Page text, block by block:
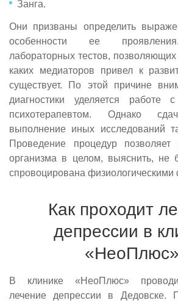
Занга.
Они призваны определить
особенности ее
лабораторных тестов,
каких медиаторов привел к
существует. По этой причине
диагностики уделяется работе
психотерапевтом. Однако
выполнение иных исследований
Проведение процедур позволяет
организма в целом, выяснить, не
спровоцирована физиологическими
Как проходит
депрессии в
В клинике «НеоПлюс»
лечение депрессии в Дедовске.